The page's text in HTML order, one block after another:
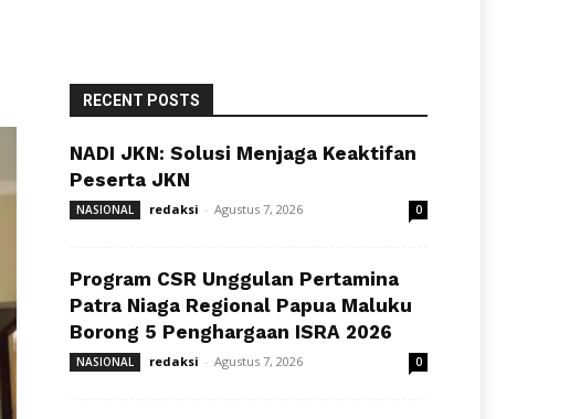
RECENT POSTS
NADI JKN: Solusi Menjaga Keaktifan
Peserta JKN
NASIONAL redaksi - Agustus 7, 2026 0
Program CSR Unggulan Pertamina
Patra Niaga Regional Papua Maluku
Borong 5 Penghargaan ISRA 2026
NASIONAL redaksi - Agustus 7, 2026 0